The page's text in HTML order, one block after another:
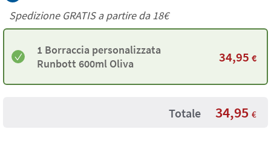
Spedizione GRATIS a partire da18€
1 Borraccia personalizzata
Runbott 600ml Oliva
34,95 €
Totale 34,95 €